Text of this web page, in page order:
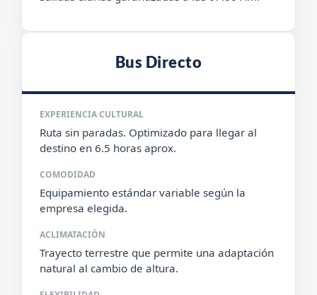
Bus Directo
EXPERIENCIA CULTURAL
Ruta sin paradas. Optimizado para llegar al
destino en 6.5 horas aprox.
COMODIDAD
Equipamiento estándar variable según la
empresa elegida.
ACLIMATACIÓN
Trayecto terrestre que permite una adaptación
natural al cambio de altura.